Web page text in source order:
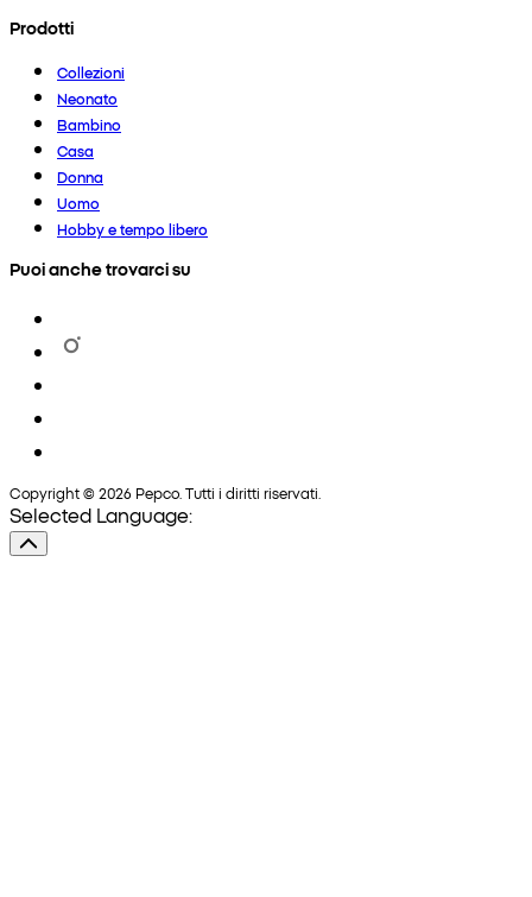
Prodotti
Collezioni
Neonato
Bambino
Casa
Donna
Uomo
Hobby e tempo libero
Puoi anche trovarci su
Copyright © 2026 Pepco. Tutti i diritti riservati.
Selected Language: